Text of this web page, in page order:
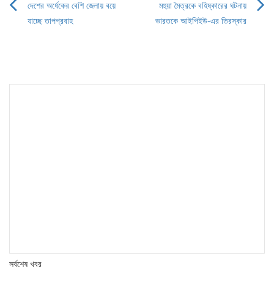
Post
দেশের অর্ধেকের বেশি জেলায় বয়ে
যাচ্ছে তাপপ্রবাহ
মহুয়া মৈত্রকে বহিষ্কারের ঘটনায়
ভারতকে আইপিইউ-এর তিরস্কার
সর্বশেষ খবর